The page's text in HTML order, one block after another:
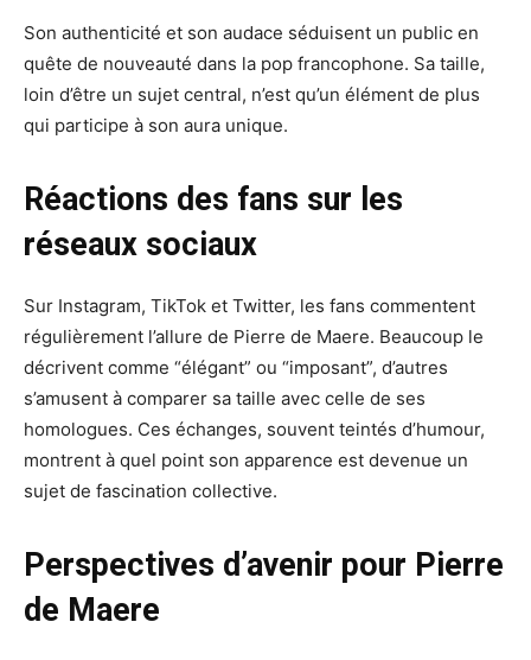
Son authenticité et son audace séduisent un public en
quête de nouveauté dans la pop francophone. Sa taille,
loin d’être un sujet central, n’est qu’un élément de plus
qui participe à son aura unique.
Réactions des fans sur les
réseaux sociaux
Sur Instagram, TikTok et Twitter, les fans commentent
régulièrement l’allure de Pierre de Maere. Beaucoup le
décrivent comme “élégant” ou “imposant”, d’autres
s’amusent à comparer sa taille avec celle de ses
homologues. Ces échanges, souvent teintés d’humour,
montrent à quel point son apparence est devenue un
sujet de fascination collective.
Perspectives d’avenir pour Pierre
de Maere